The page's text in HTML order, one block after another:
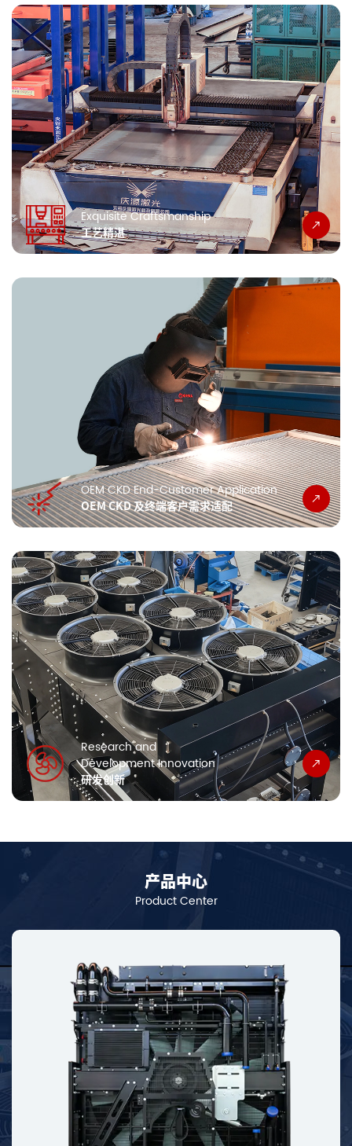
Exquisite Craftsmanship
工艺精湛
OEM CKD End-Customer Application
OEM CKD 及终端客户需求适配
Research and
Development Innovation
研发创新
产品中心
Product Center